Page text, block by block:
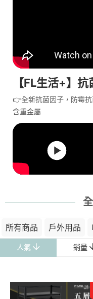
【FL生活+】
👉全新抗菌因子，防霉
含重金屬
所有商品 戶外用品
人氣 銷量